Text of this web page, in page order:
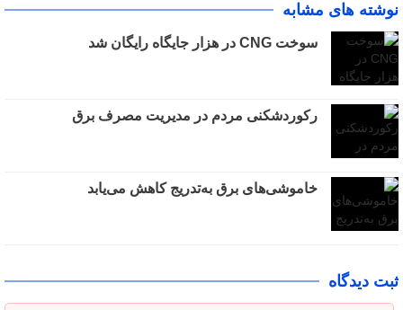
نوشته های مشابه
سوخت CNG در هزار جایگاه رایگان شد
رکوردشکنی مردم در مدیریت مصرف برق
خاموشی‌های برق به‌تدریج کاهش می‌یابد
ثبت دیدگاه